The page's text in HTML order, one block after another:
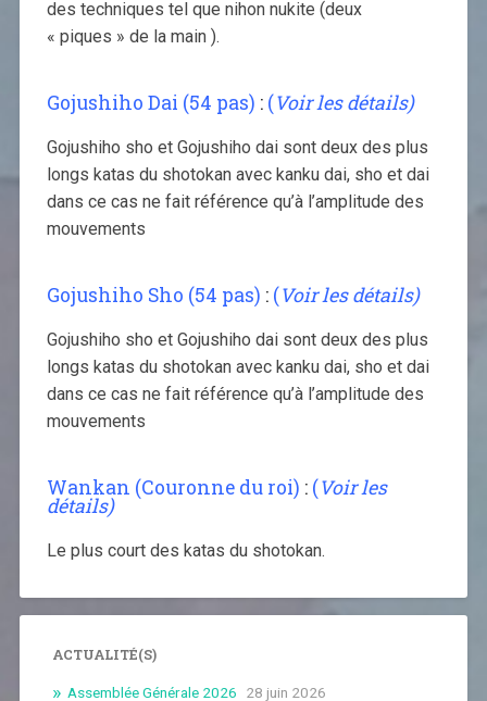
des techniques tel que nihon nukite (deux
« piques » de la main ).
Gojushiho Dai (54 pas) : (Voir les détails)
Gojushiho sho et Gojushiho dai sont deux des plus
longs katas du shotokan avec kanku dai, sho et dai
dans ce cas ne fait référence qu’à l’amplitude des
mouvements
Gojushiho Sho (54 pas) : (Voir les détails)
Gojushiho sho et Gojushiho dai sont deux des plus
longs katas du shotokan avec kanku dai, sho et dai
dans ce cas ne fait référence qu’à l’amplitude des
mouvements
Wankan (Couronne du roi) : (Voir les
détails)
Le plus court des katas du shotokan.
ACTUALITÉ(S)
Assemblée Générale 2026
28 juin 2026